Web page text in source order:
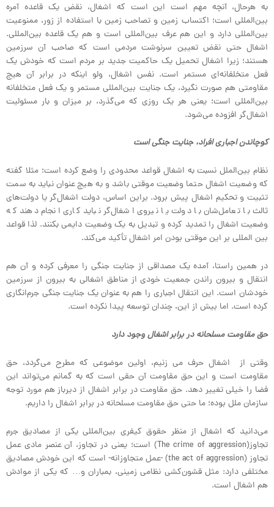
به هرحال، آنچه مهم است این است که اشغال، نقض یک قاعده آمره
بین‌المللی است؛ اکتساب زمین و تصاحب زمین با استفاده از زور، ممنوعیت
بین‌المللی دارد و این هم عرف بین‌المللی است و هم یک قاعده بین‌المللی.
اشغال حتی نقض تعیین سرنوشت مردمی است که صاحب آن سرزمین
هستند؛ زیرا اشغال تحمیل یک حاکمیت جدید بر مردم است که خودش یک
فعل متخلفانه‌ای مستمر است. نفس اشغال، ولو اینکه در برابر آن هیچ
مقاومتی هم صورت نگیرد، یک جنایت بین‌المللی مستمر و یک فعل متخلفانه
بین‌المللی است؛ یعنی هر یک روزی که می‌گذرد، بر میزان و بار مسئولیت
اشغال‌گر افزوده می‌شود.
کوچاندن اجباری افراد، جنایت جنگی است
نظام بین‌الملل نسبت به اشغال قواعد محدودی را وضع کرده است؛ مثلا گفته
که وضعیت اشغال حتما وضعیت موقتی باشد و به هیچ عنوان نباید به سمت
تثبیت و تحکیم اشغال پیش برود. براین اساس، دولت اشغال‌گر یا دولت‌های
ثالث با تعامل‌شان با دولت یا نیروی اشغال‌گر نباید کاری انجام دهند که
وضعیت اشغال را تمدید کرده و تبدیل به یک وضعیت دایمی بکنند. لذا قواعد
بین المللی بر این موقتی بودن امر اشغال تأکید می‌کند.
در همین راستا، آمده یک مصداقی از جنایت جنگی را معرفی کرده و آن هم
انتقال و بیرون راندن جمعیت خودی از مناطق اشغالی به بیرون از سرزمین
خودشان است. این انتقال اجباری را هم به عنوان یک جنایت جنگی جرم‌انگاری
کرده است. اما بیش از این، چندان توسعه پیدا نکرده است.
حق مقاومت مسلحانه در برابر اشغال وجود دارد
وقتی از اشغال حرف می زنیم، اولین موضوعی که مطرح می‌گردد، حق
مقاومت است و این حق مقاومت آن حقی است که به گمانم می‌تواند این
فضا را خیلی تغییر دهد. حق مقاومت در برابر اشغال از دیرباز هم مورد توجه
سازمان ملل بوده؛ ما حتی حق مقاومت مسلحانه در برابر اشغال را داریم.
می‌دانید که اشغال از منظر حقوق کیفری بین‌المللی یکی از مصادیق جرم
تجاوز(The crime of aggression) است؛ یعنی در تجاوز، آن عنصر مادی‌ عمل
تجاوز (the act of aggression) -عمل متجاوزانه- است که این خودش مصادیق
مختلفی دارد: مثل قشون‌کشی نظامی زمینی، بمباران و… که یکی از موادش
هم اشغال است.